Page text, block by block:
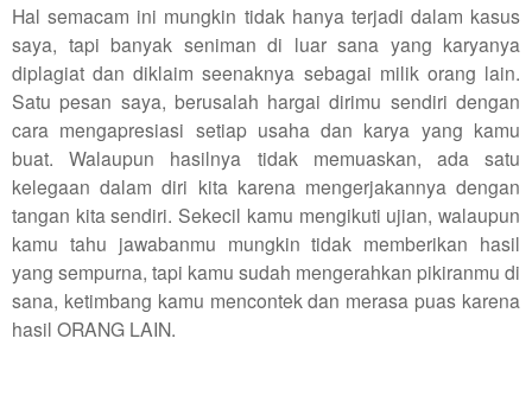
Hal semacam ini mungkin tidak hanya terjadi dalam kasus
saya, tapi banyak seniman di luar sana yang karyanya
diplagiat dan diklaim seenaknya sebagai milik orang lain.
Satu pesan saya, berusalah hargai dirimu sendiri dengan
cara mengapresiasi setiap usaha dan karya yang kamu
buat. Walaupun hasilnya tidak memuaskan, ada satu
kelegaan dalam diri kita karena mengerjakannya dengan
tangan kita sendiri. Sekecil kamu mengikuti ujian, walaupun
kamu tahu jawabanmu mungkin tidak memberikan hasil
yang sempurna, tapi kamu sudah mengerahkan pikiranmu di
sana, ketimbang kamu mencontek dan merasa puas karena
hasil ORANG LAIN.